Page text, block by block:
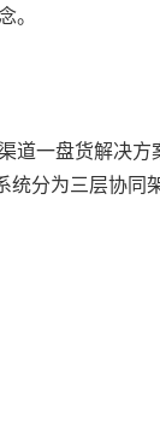
。
道一盘货解决
分为三层协同架